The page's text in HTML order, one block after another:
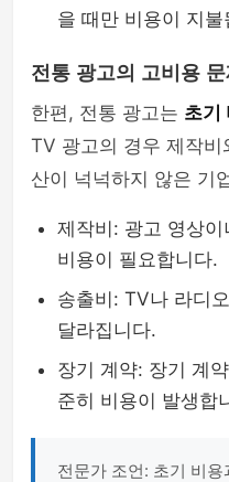
을 때만 비용이 지불
전통 광고의 고비용 문
한편, 전통 광고는 초기
TV 광고의 경우 제작비
산이 넉넉하지 않은 기
제작비: 광고 영상
비용이 필요합니다.
송출비: TV나 라디
달라집니다.
장기 계약: 장기 계
준히 비용이 발생합
전문가 조언: 초기 비